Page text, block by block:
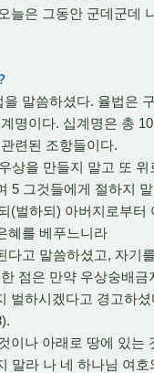
늘은 그동안 군데군데
말씀하셨다. 율법은
명이다. 십계명은 총
련된 조항들이다.
상을 만들지 말고 또
5 그것들에게 절하지
(벌하되) 아버지로부터
혜를 베푸느니라
고 말씀하셨고, 자기
점은 만약 우상숭배금
벌하시겠다고 경고하
이나 아래로 땅에 있는
말라 나 네 하나님 여